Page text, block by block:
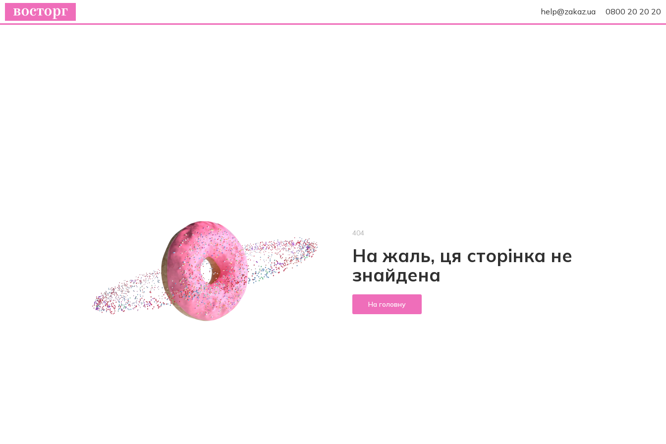
help@zakaz.ua 0800 20 20 20
404
На жаль, ця сторінка не
знайдена
На головну